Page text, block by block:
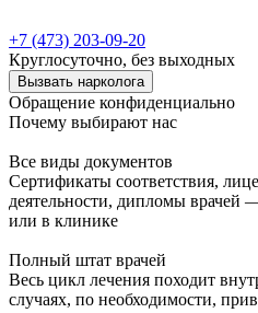
+7 (473) 203-09-20
Круглосуточно, без выходных
Вызвать нарколога
Обращение конфиденциально
Почему выбирают нас
Все виды документов
Сертификаты соответствия,
деятельности, дипломы врачей
или в клинике
Полный штат врачей
Весь цикл лечения походит
случаях, по необходимости,